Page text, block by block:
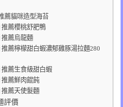
薦貓咪造型海苔
薦櫻桃舒肥鴨
薦烏龍麵
薦檸檬甜白蝦濃郁雞豚湯拉麵280
薦生食級甜白蝦
薦鮮肉餛飩
薦天使髮麵
評價